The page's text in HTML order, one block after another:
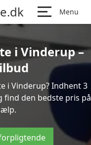
Menu
i Vinderup –
i Vinderup? Indhent 3
den bedste pris på